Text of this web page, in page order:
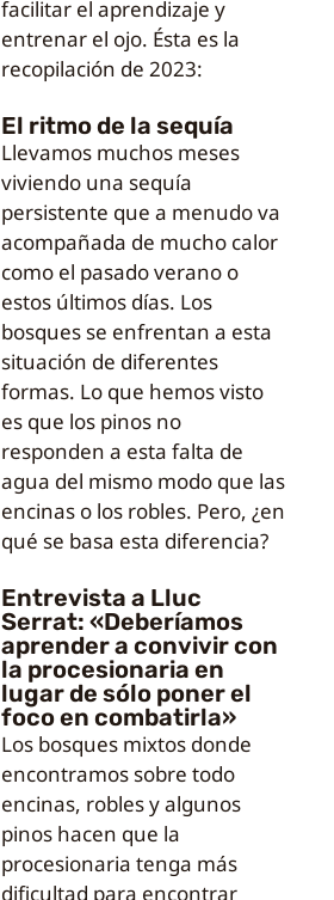
facilitar el aprendizaje y
entrenar el ojo. Ésta es la
recopilación de 2023:
El ritmo de la sequía
Llevamos muchos meses
viviendo una sequía
persistente que a menudo va
acompañada de mucho calor
como el pasado verano o
estos últimos días. Los
bosques se enfrentan a esta
situación de diferentes
formas. Lo que hemos visto
es que los pinos no
responden a esta falta de
agua del mismo modo que las
encinas o los robles. Pero, ¿en
qué se basa esta diferencia?
Entrevista a Lluc
Serrat: «Deberíamos
aprender a convivir con
la procesionaria en
lugar de sólo poner el
foco en combatirla»
Los bosques mixtos donde
encontramos sobre todo
encinas, robles y algunos
pinos hacen que la
procesionaria tenga más
dificultad para encontrar